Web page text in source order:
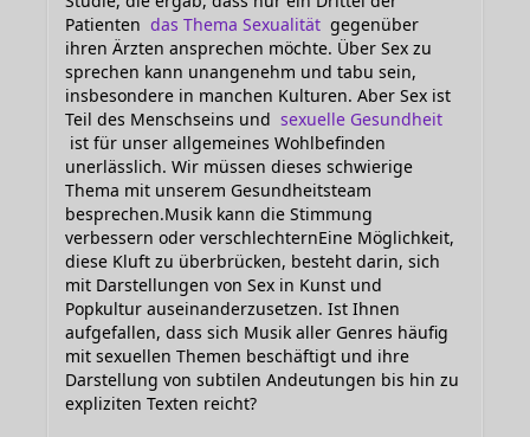
Patienten das Thema Sexualität gegenüber
ihren Ärzten ansprechen möchte. Über Sex zu
sprechen kann unangenehm und tabu sein,
insbesondere in manchen Kulturen. Aber Sex ist
Teil des Menschseins und sexuelle Gesundheit
ist für unser allgemeines Wohlbefinden
unerlässlich. Wir müssen dieses schwierige
Thema mit unserem Gesundheitsteam
besprechen.Musik kann die Stimmung
verbessern oder verschlechternEine Möglichkeit,
diese Kluft zu überbrücken, besteht darin, sich
mit Darstellungen von Sex in Kunst und
Popkultur auseinanderzusetzen. Ist Ihnen
aufgefallen, dass sich Musik aller Genres häufig
mit sexuellen Themen beschäftigt und ihre
Darstellung von subtilen Andeutungen bis hin zu
expliziten Texten reicht?